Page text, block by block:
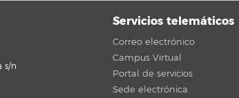
s/n
Servicios telemáticos
Correo electrónico
Campus Virtual
Portal de servicios
Sede electrónica